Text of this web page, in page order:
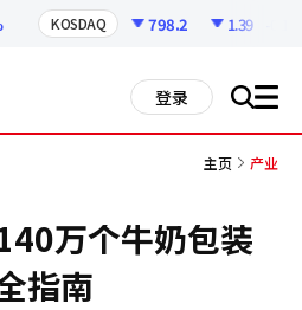
KOSDAQ 798.2 1.39
登录 搜 all
主页 产业
万个牛奶包装
指南